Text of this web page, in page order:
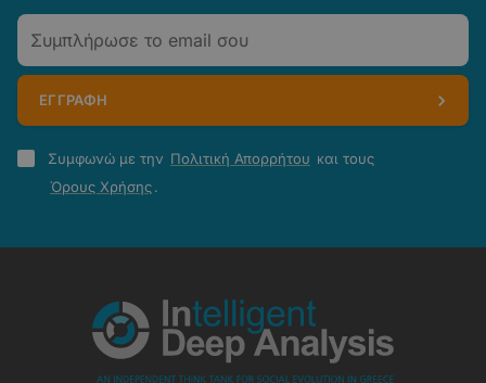
Email
ΕΓΓΡΑΦΗ
Πολιτική
Απορρήτου
Συμφωνώ με την Πολιτική Απορρήτου και τους
Όρους Χρήσης.